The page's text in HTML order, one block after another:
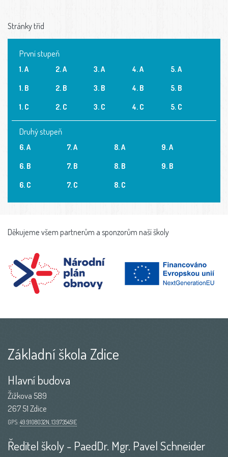
Stránky tříd
První stupeň
1. A
1. B
1. C
2. A
2. B
2. C
3. A
3. B
3. C
4. A
4. B
4. C
5. A
5. B
5. C
Druhý stupeň
6. A
6. B
6. C
7. A
7. B
7. C
8. A
8. B
8. C
9. A
9. B
Děkujeme všem partnerům a sponzorům naší školy
Základní škola Zdice
Hlavní budova
Žižkova 589
267 51 Zdice
GPS: 49.9108032N, 13.9735451E
Ředitel školy - PaedDr. Mgr. Pavel Schneider